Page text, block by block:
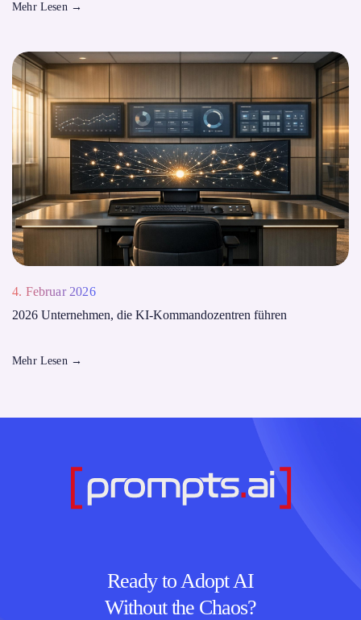
Mehr Lesen →
4. Februar 2026
2026 Unternehmen, die KI-Kommandozentren führen
Mehr Lesen →
Ready to Adopt AI
Without the Chaos?